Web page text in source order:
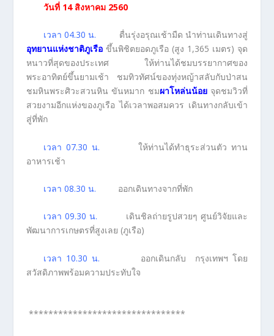
วันที่ 14 สิงหาคม 2560
เวลา 04.30 น. ตื่นรุ่งอรุณเช้ามืด นำท่านเดินทางสู่
อุทยานแห่งชาติภูเรือขึ้นพิชิตยอดภูเรือ (สูง 1,365 เมตร) จุด
หนาวที่สุดของประเทศ ให้ท่านได้ชมบรรยากาศของ
พระอาทิตย์ขึ้นยามเช้า ชมทิวทัศน์ของทุ่งหญ้าสลับกับป่าสน
ชมหินพระศิวะสวนหิน ขันหมาก ชมผาโหล่นน้อยจุดชมวิวที่
สวยงามอีกแห่งของภูเรือ ได้เวลาพอสมควร เดินทางกลับเข้า
สู่ที่พัก
เวลา 07.30 น. ให้ท่านได้ทำธุระส่วนตัว ทาน
อาหารเช้า
เวลา 08.30 น. ออกเดินทางจากที่พัก
เวลา 09.30 น. เดินชิลถ่ายรูปสวยๆ ศูนย์วิจัยและ
พัฒนาการเกษตรที่สูงเลย (ภูเรือ)
เวลา 10.30 น. ออกเดินกลับ กรุงเทพฯ โดย
สวัสดิภาพพร้อมความประทับใจ
********************************